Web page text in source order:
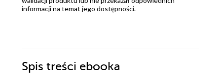
informacji na temat jego dostępności.
Spis treści ebooka